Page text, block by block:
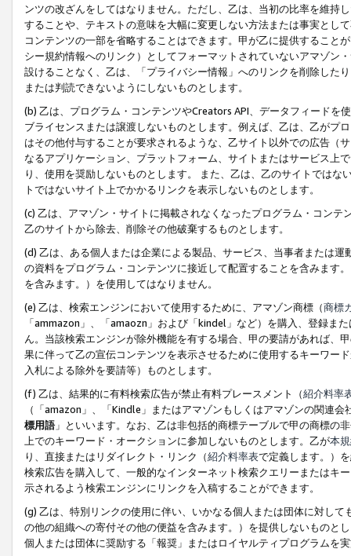
ンツの改ざんをしてはなりません。ただし、乙は、当初の比率を維持
することや、テキストの意味を大幅に変更しない方法または事実とし
コンテンツの一部を省略することはできます。甲が乙に提供すること
シー規約情報へのリンク）としてフォーマットされていないアマゾン
設けることなく、乙は、「プライバシー情報」へのリンクを削除した
または判読できないようにしないものとします。
(b) 乙は、プログラム・コンテンツやCreators API、データフィード
ブライセンスまたは譲渡しないものとします。例えば、乙は、乙がプ
はその他付与することが要求されるような、乙サイト以外での広告（
なるアプリケーション、プラットフォーム、サイトまたはサービス上
り、使用を奨励しないものとします。 また、乙は、乙のサイトでは
トではないサイト上でかかるリンクを表示しないものとします。
(c) 乙は、アマゾン・サイトに掲載されなくなったプログラム・コン
乙のサイトから除去、削除その他破棄するものとします。
(d) 乙は、ある個人または企業による製品、サービス、当事者または
の資料をプログラム・コンテンツに接近して配置することを含みます
を含みます。）を使用してはなりません。
(e) 乙は、検索エンジンにおいて使用するために、アマゾン商標（商標
「ammazon」、「amaozn」および「kindel」など）を購入、登録ま
ん。当該検索エンジンが除外機能を有する場合、甲の要請があれば、
果に伴って乙の宣伝コンテンツを表示させるために使用するキーワー
入札による除外を要請等）ものとします。
(f) 乙は、結果的に有料検索広告が禁止有料プレースメント（紹介料率
（「amazon」、「Kindle」またはアマゾンもしくはアマゾンの関連
標用語」といいます。なお、乙は非包括的商標テーブルで甲の商標の
上でのキーワード・オークションに参加しないものとします。乙が本
り、直接またはリダイレクト・リンク（紹介料率表で定義します。）
検索広告を購入して、一般的なインターネット検索クエリーまたはキ
示されるよう検索エンジンにリンクを入稿することができます。
(g) 乙は、特別リンクの使用に伴い、いかなる個人または団体に対し
の他の組織への寄付その他の便益を含みます。）を提供しないものと
個人または団体に奨励する「報奨」またはロイヤルティプログラムを